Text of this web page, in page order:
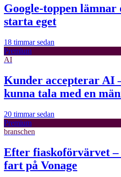
Google-toppen lämnar
starta eget
18 timmar sedan
Premium
AI
Kunder accepterar AI
kunna tala med en
20 timmar sedan
Premium
branschen
Efter fiaskoförvärvet –
fart på Vonage